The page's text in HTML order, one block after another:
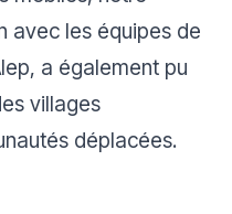
avec les équipes de
a également pu
villages
déplacées.